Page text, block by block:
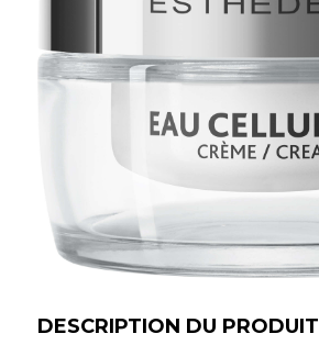
DESCRIPTION DU PRODUIT